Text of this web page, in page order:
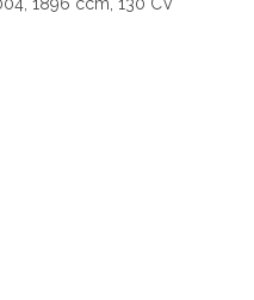
1896 ccm, 130 CV